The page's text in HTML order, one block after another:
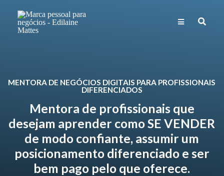
MENTORA DE NEGÓCIOS DIGITAIS PARA PROFISSIONAIS
DIFERENCIADOS
Mentora de profissionais que
desejam aprender como SE VENDER
de modo confiante, assumir um
posicionamento diferenciado e ser
bem pago pelo que oferece.